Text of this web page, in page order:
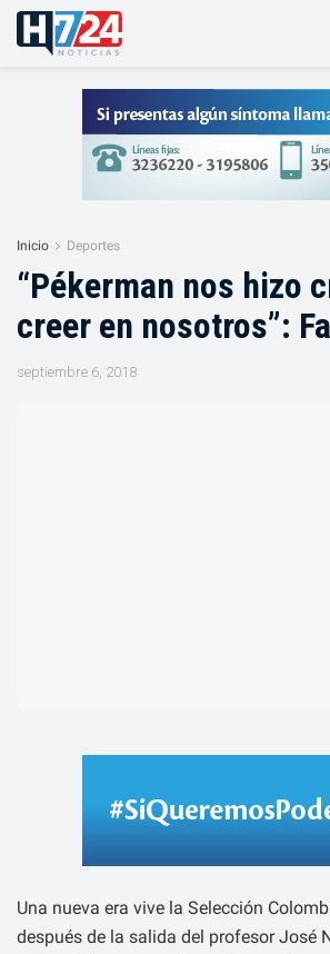
Inicio Deportes
“Pékerman nos hizo
creer en nosotros”:
septiembre 6, 2018
Una nueva era vive la Selección
después de la salida del profesor José